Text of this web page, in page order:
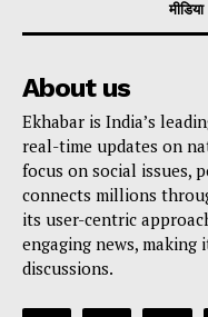
मीडिया
About us
Ekhabar is India’s
real-time updates on
focus on social issues,
connects millions
its user-centric
engaging news,
discussions.